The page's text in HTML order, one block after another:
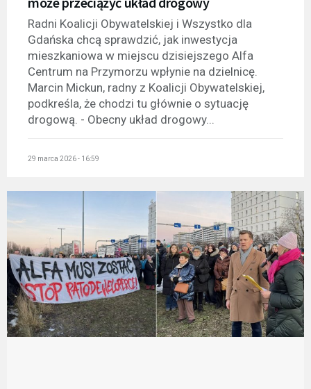
Radni Koalicji Obywatelskiej i Wszystko dla
Gdańska chcą sprawdzić, jak inwestycja
mieszkaniowa w miejscu dzisiejszego Alfa
Centrum na Przymorzu wpłynie na dzielnicę.
Marcin Mickun, radny z Koalicji Obywatelskiej,
podkreśla, że chodzi tu głównie o sytuację
drogową. - Obecny układ drogowy...
29 marca 2026 - 16:59